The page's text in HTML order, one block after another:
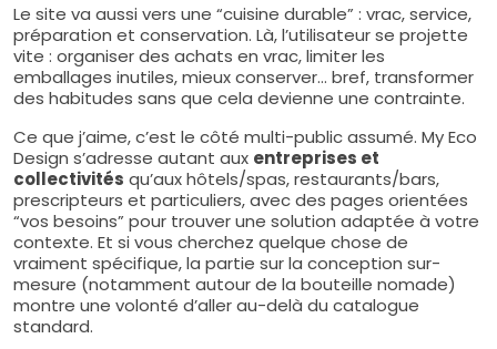
Le site va aussi vers une “cuisine durable” : vrac, service,
préparation et conservation. Là, l’utilisateur se projette
vite : organiser des achats en vrac, limiter les
emballages inutiles, mieux conserver… bref, transformer
des habitudes sans que cela devienne une contrainte.
Ce que j’aime, c’est le côté multi-public assumé. My Eco
Design s’adresse autant aux entreprises et
collectivités qu’aux hôtels/spas, restaurants/bars,
prescripteurs et particuliers, avec des pages orientées
“vos besoins” pour trouver une solution adaptée à votre
contexte. Et si vous cherchez quelque chose de
vraiment spécifique, la partie sur la conception sur-
mesure (notamment autour de la bouteille nomade)
montre une volonté d’aller au-delà du catalogue
standard.